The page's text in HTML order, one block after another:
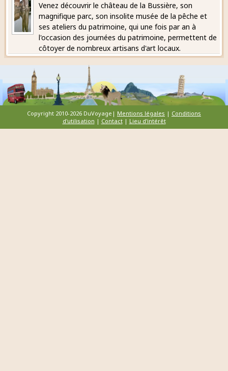
Venez découvrir le château de la Bussière, son
magnifique parc, son insolite musée de la pêche et
ses ateliers du patrimoine, qui une fois par an à
l'occasion des journées du patrimoine, permettent de
côtoyer de nombreux artisans d'art locaux.
Copyright 2010-2026 DuVoyage| Mentions légales | Conditions
d'utilisation | Contact| Lieu d'intérêt